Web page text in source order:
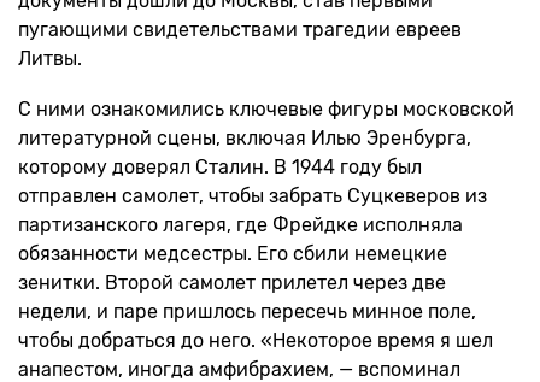
пугающими свидетельствами трагедии евреев
Литвы.
С ними ознакомились ключевые фигуры московской
литературной сцены, включая Илью Эренбурга,
которому доверял Сталин. В 1944 году был
отправлен самолет, чтобы забрать Суцкеверов из
партизанского лагеря, где Фрейдке исполняла
обязанности медсестры. Его сбили немецкие
зенитки. Второй самолет прилетел через две
недели, и паре пришлось пересечь минное поле,
чтобы добраться до него. «Некоторое время я шел
анапестом, иногда амфибрахием, — вспоминал